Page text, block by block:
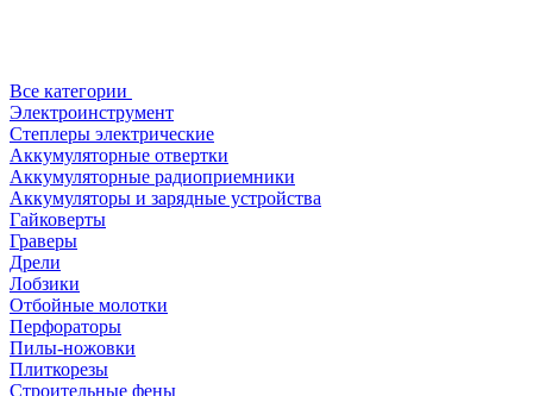
Все категории
Электроинструмент
Степлеры электрические
Аккумуляторные отвертки
Аккумуляторные радиоприемники
Аккумуляторы и зарядные устройства
Гайковерты
Граверы
Дрели
Лобзики
Отбойные молотки
Перфораторы
Пилы-ножовки
Плиткорезы
Строительные фены